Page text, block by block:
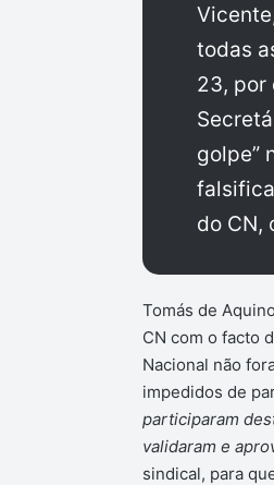
todas
23, por
golpe”
do CN,
Tomás de
CN com o facto
Nacional não
impedidos de
participaram
validaram e
sindical, para